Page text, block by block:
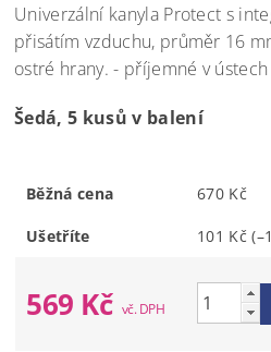
Univerzální kanyla Protect s
přisátím vzduchu, průměr 16
ostré hrany. - příjemné v
Šedá, 5 kusů v balení
Běžná cena 670 Kč
Ušetříte 101 Kč
569 Kč